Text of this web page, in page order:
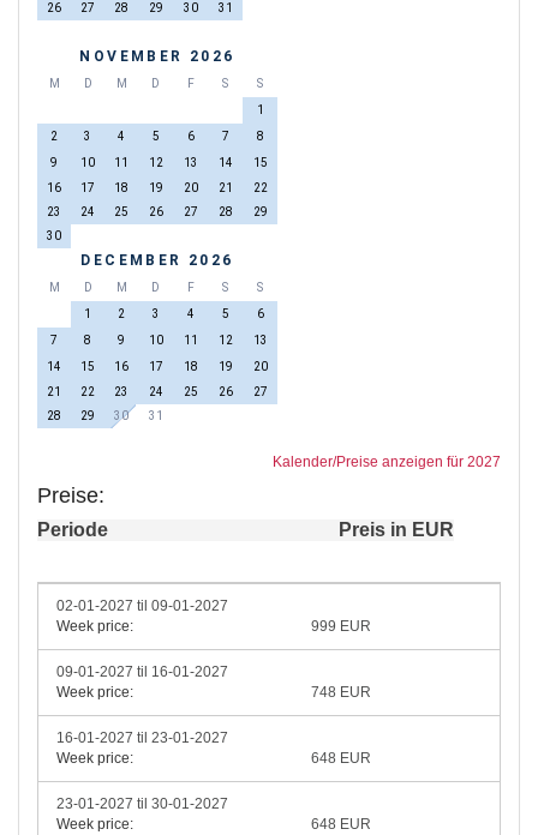
26
27 28 29 30 31
NOVEMBER 2026
M D M D F S
S
1
2
3 4 5 6 7
8
9
10 11 12 13 14
15
16
17 18 19 20 21
22
23
24 25 26 27 28
29
30
DECEMBER 2026
M D M D F S
S
1
2 3 4 5
6
7
8 9 10 11 12
13
14
15 16 17 18 19
20
21
22 23 24 25 26
27
28
29 30 31
Kalender/Preise anzeigen für 2027
Preise:
Periode Preis in EUR
02-01-2027 til 09-01-2027
Week price:
999 EUR
09-01-2027 til 16-01-2027
Week price:
748 EUR
16-01-2027 til 23-01-2027
Week price:
648 EUR
23-01-2027 til 30-01-2027
Week price:
648 EUR